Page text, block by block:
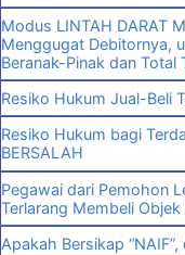
Modus LINTAH DARAT
Menggugat Debitornya,
Beranak-Pinak dan Total
Resiko Hukum Jual-Beli
Resiko Hukum bagi
BERSALAH
Pegawai dari Pemohon
Terlarang Membeli
Apakah Bersikap